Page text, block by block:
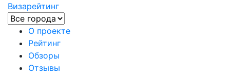
Визарейтинг
О проекте
Рейтинг
Обзоры
Отзывы